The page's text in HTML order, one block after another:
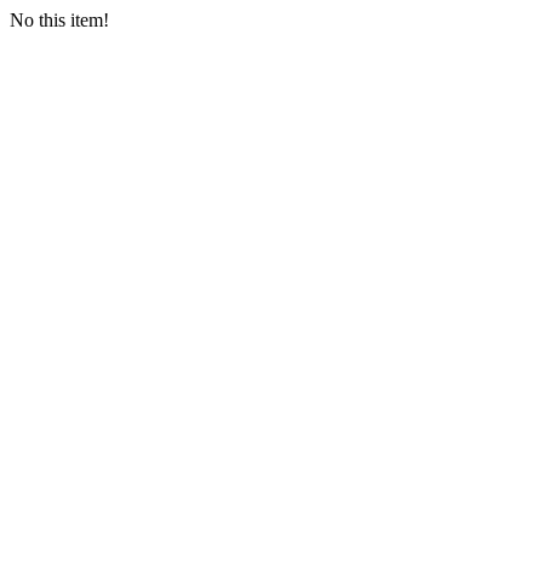
No this item!